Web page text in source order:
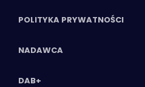
POLITYKA PRYWATNOŚCI
NADAWCA
DAB+